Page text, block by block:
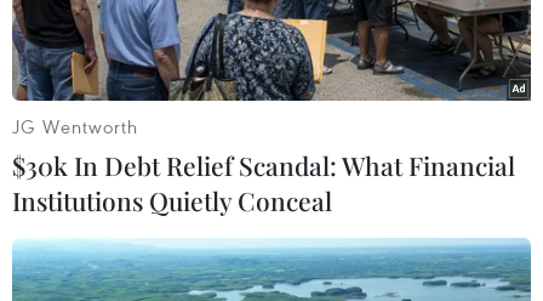
triển trở thành vùng kinh tế động lực của Quảng
Ninh và khu vực.
JG Wentworth
$30k In Debt Relief Scandal: What Financial
Institutions Quietly Conceal